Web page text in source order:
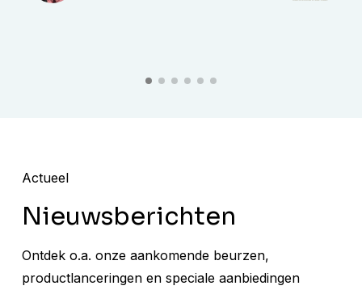
Actueel
Nieuwsberichten
Ontdek o.a. onze aankomende beurzen,
productlanceringen en speciale aanbiedingen